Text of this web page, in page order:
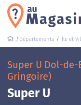
Départements Ille et
Super U Dol-de-
Gringoire)
Super U